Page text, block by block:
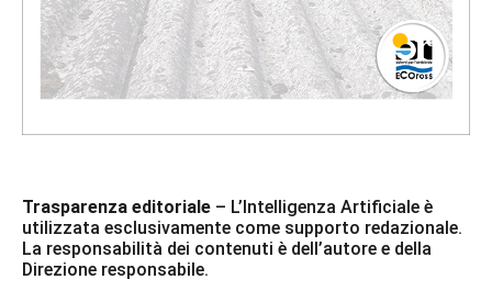
Trasparenza editoriale – L’Intelligenza Artificiale è
utilizzata esclusivamente come supporto redazionale.
La responsabilità dei contenuti è dell’autore e della
Direzione responsabile.